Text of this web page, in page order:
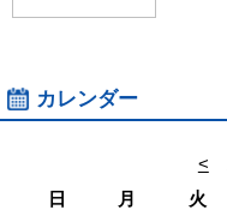
カレンダー
<
日
月 火